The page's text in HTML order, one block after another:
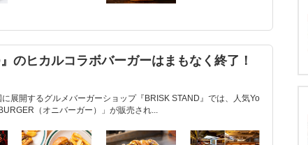
のヒカルコラボバーガーはまもなく終了！
展開するグルメバーガーショップ『BRISK STAND』では、人気Yo
（オニバーガー）」が販売され...